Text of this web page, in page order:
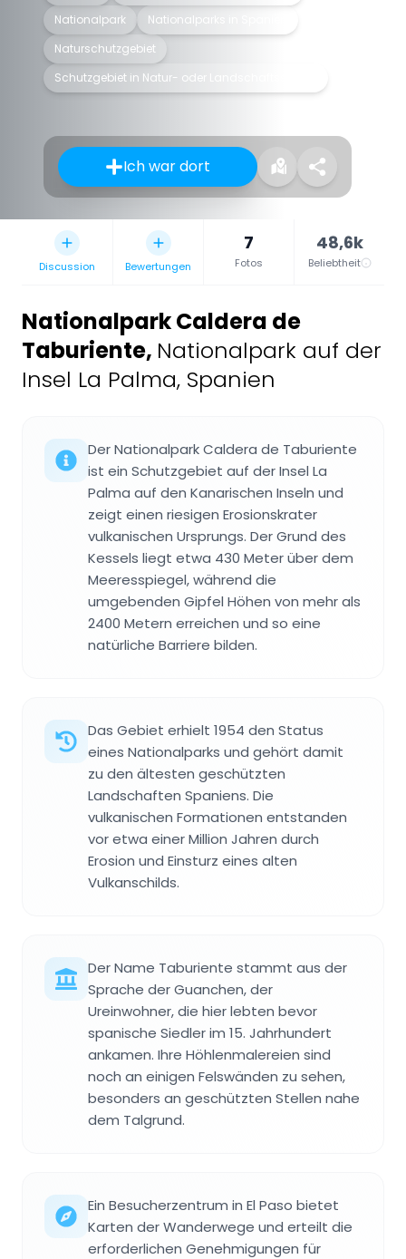
Nationalpark
Nationalparks in Spanien
Naturschutzgebiet
Schutzgebiet in Natur- oder Landschaftsschutz
Ich war dort
Discussion Bewertungen
7
Fotos
48,6k
Beliebtheit
Nationalpark Caldera de
Taburiente, Nationalpark auf der
Insel La Palma, Spanien
Der Nationalpark Caldera de Taburiente
ist ein Schutzgebiet auf der Insel La
Palma auf den Kanarischen Inseln und
zeigt einen riesigen Erosionskrater
vulkanischen Ursprungs. Der Grund des
Kessels liegt etwa 430 Meter über dem
Meeresspiegel, während die
umgebenden Gipfel Höhen von mehr als
2400 Metern erreichen und so eine
natürliche Barriere bilden.
Das Gebiet erhielt 1954 den Status
eines Nationalparks und gehört damit
zu den ältesten geschützten
Landschaften Spaniens. Die
vulkanischen Formationen entstanden
vor etwa einer Million Jahren durch
Erosion und Einsturz eines alten
Vulkanschilds.
Der Name Taburiente stammt aus der
Sprache der Guanchen, der
Ureinwohner, die hier lebten bevor
spanische Siedler im 15. Jahrhundert
ankamen. Ihre Höhlenmalereien sind
noch an einigen Felswänden zu sehen,
besonders an geschützten Stellen nahe
dem Talgrund.
Ein Besucherzentrum in El Paso bietet
Karten der Wanderwege und erteilt die
erforderlichen Genehmigungen für